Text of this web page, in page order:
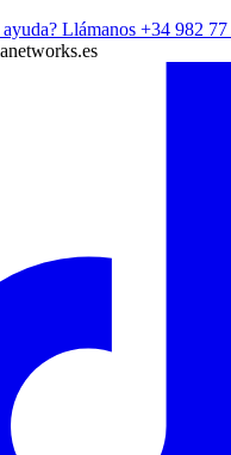
ayuda? Llámanos +34 982 77